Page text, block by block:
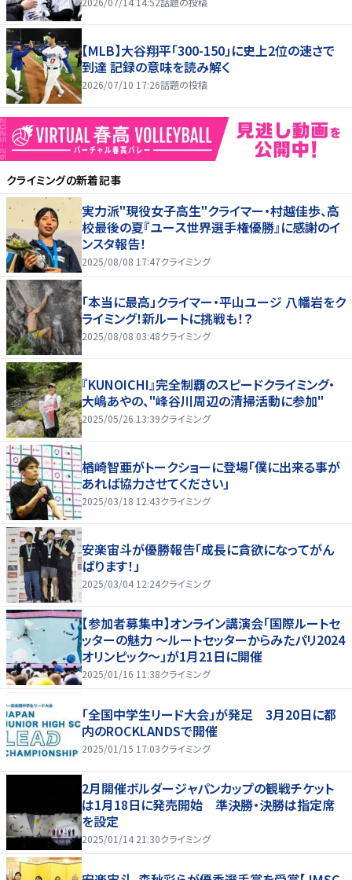
【MLB】大谷翔平「300-150」に史上2位の速さで
到達 記録の意味を読み解く
2026/07/10 17:26話題の投稿
クライミングの新着記事
実力派"現役女子高生"クライマー・村越佳歩、高
校最後の夏『ユース世界選手権優勝』に感謝のイ
ンスタ報告！
2025/08/08 17:47クライミング
「本当に最高」クライマー・平山ユージ 八幡岩をク
ライミング！新ルートに挑戦も！？
2025/08/08 03:48クライミング
『KUNOICHI』完全制覇のスピードクライミング・
大嶋あやの、"峰谷川周辺の清掃活動に参加"
2025/05/26 13:39クライミング
楢崎智亜がトークショーに登場「僕に出来る事が
あれば協力させてください」
2025/03/18 12:43クライミング
安楽宙斗が優勝報告「成長に貪欲になってがん
ばります！」
2025/03/04 12:24クライミング
【参加者募集中】オンライン講演会「国際ルートセ
ッターの魅力 ～ルートセッターからみたパリ2024
オリンピック～」が1月21日に開催
2025/01/16 11:38クライミング
「全国中学生リード大会」が発足 3月20日に都
内のROCKLANDSで開催
2025/01/15 17:03クライミング
2月開催ボルダージャパンカップの観戦チケット
は1月18日に発売開始 準決勝・決勝は指定席
を設定
2025/01/14 21:30クライミング